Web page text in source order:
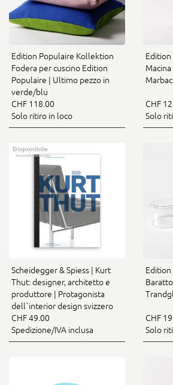
Edition Populaire Kollektion
Fodera per cuscino Edition
Populaire | Ultimo pezzo in
verde/blu
CHF 118.00
Solo ritiro in loco
CHF
Solo
Scheidegger & Spiess | Kurt
Thut: designer, architetto e
produttore | Protagonista
dell`interior design svizzero
CHF 49.00
Spedizione/IVA inclusa
CHF
Solo